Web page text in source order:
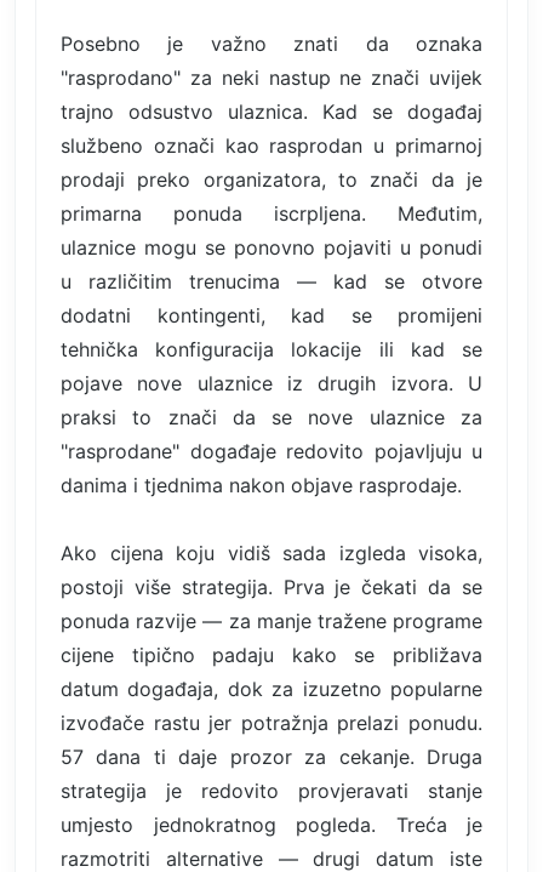
Posebno je važno znati da oznaka
"rasprodano" za neki nastup ne znači uvijek
trajno odsustvo ulaznica. Kad se događaj
službeno označi kao rasprodan u primarnoj
prodaji preko organizatora, to znači da je
primarna ponuda iscrpljena. Međutim,
ulaznice mogu se ponovno pojaviti u ponudi
u različitim trenucima — kad se otvore
dodatni kontingenti, kad se promijeni
tehnička konfiguracija lokacije ili kad se
pojave nove ulaznice iz drugih izvora. U
praksi to znači da se nove ulaznice za
"rasprodane" događaje redovito pojavljuju u
danima i tjednima nakon objave rasprodaje.
Ako cijena koju vidiš sada izgleda visoka,
postoji više strategija. Prva je čekati da se
ponuda razvije — za manje tražene programe
cijene tipično padaju kako se približava
datum događaja, dok za izuzetno popularne
izvođače rastu jer potražnja prelazi ponudu.
57 dana ti daje prozor za cekanje. Druga
strategija je redovito provjeravati stanje
umjesto jednokratnog pogleda. Treća je
razmotriti alternative — drugi datum iste